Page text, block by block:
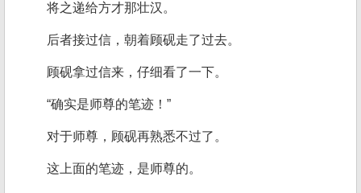
将之递给方才那壮汉。
后者接过信，朝着顾砚走了过去。
顾砚拿过信来，仔细看了一下。
“确实是师尊的笔迹！”
对于师尊，顾砚再熟悉不过了。
这上面的笔迹，是师尊的。